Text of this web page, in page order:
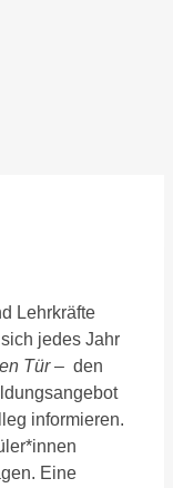
Lehrkräfte
jedes Jahr
Tür– den
informieren.
Eine